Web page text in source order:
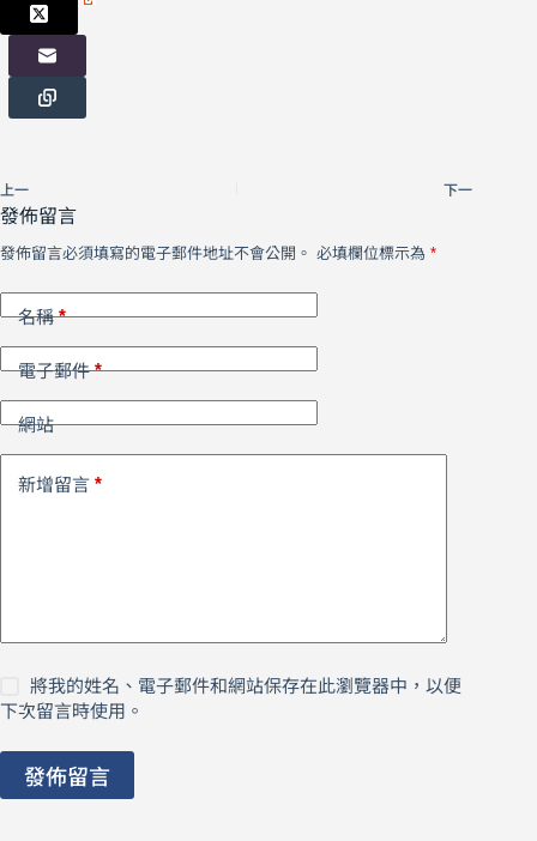
上一 下一
發佈留言
發佈留言必須填寫的電子郵件地址不會公開。 必填欄位標示為 *
名稱*
電子郵件*
網站
新增留言 *
將我的姓名、電子郵件和網站保存在此瀏覽器中，以便
下次留言時使用。
發佈留言